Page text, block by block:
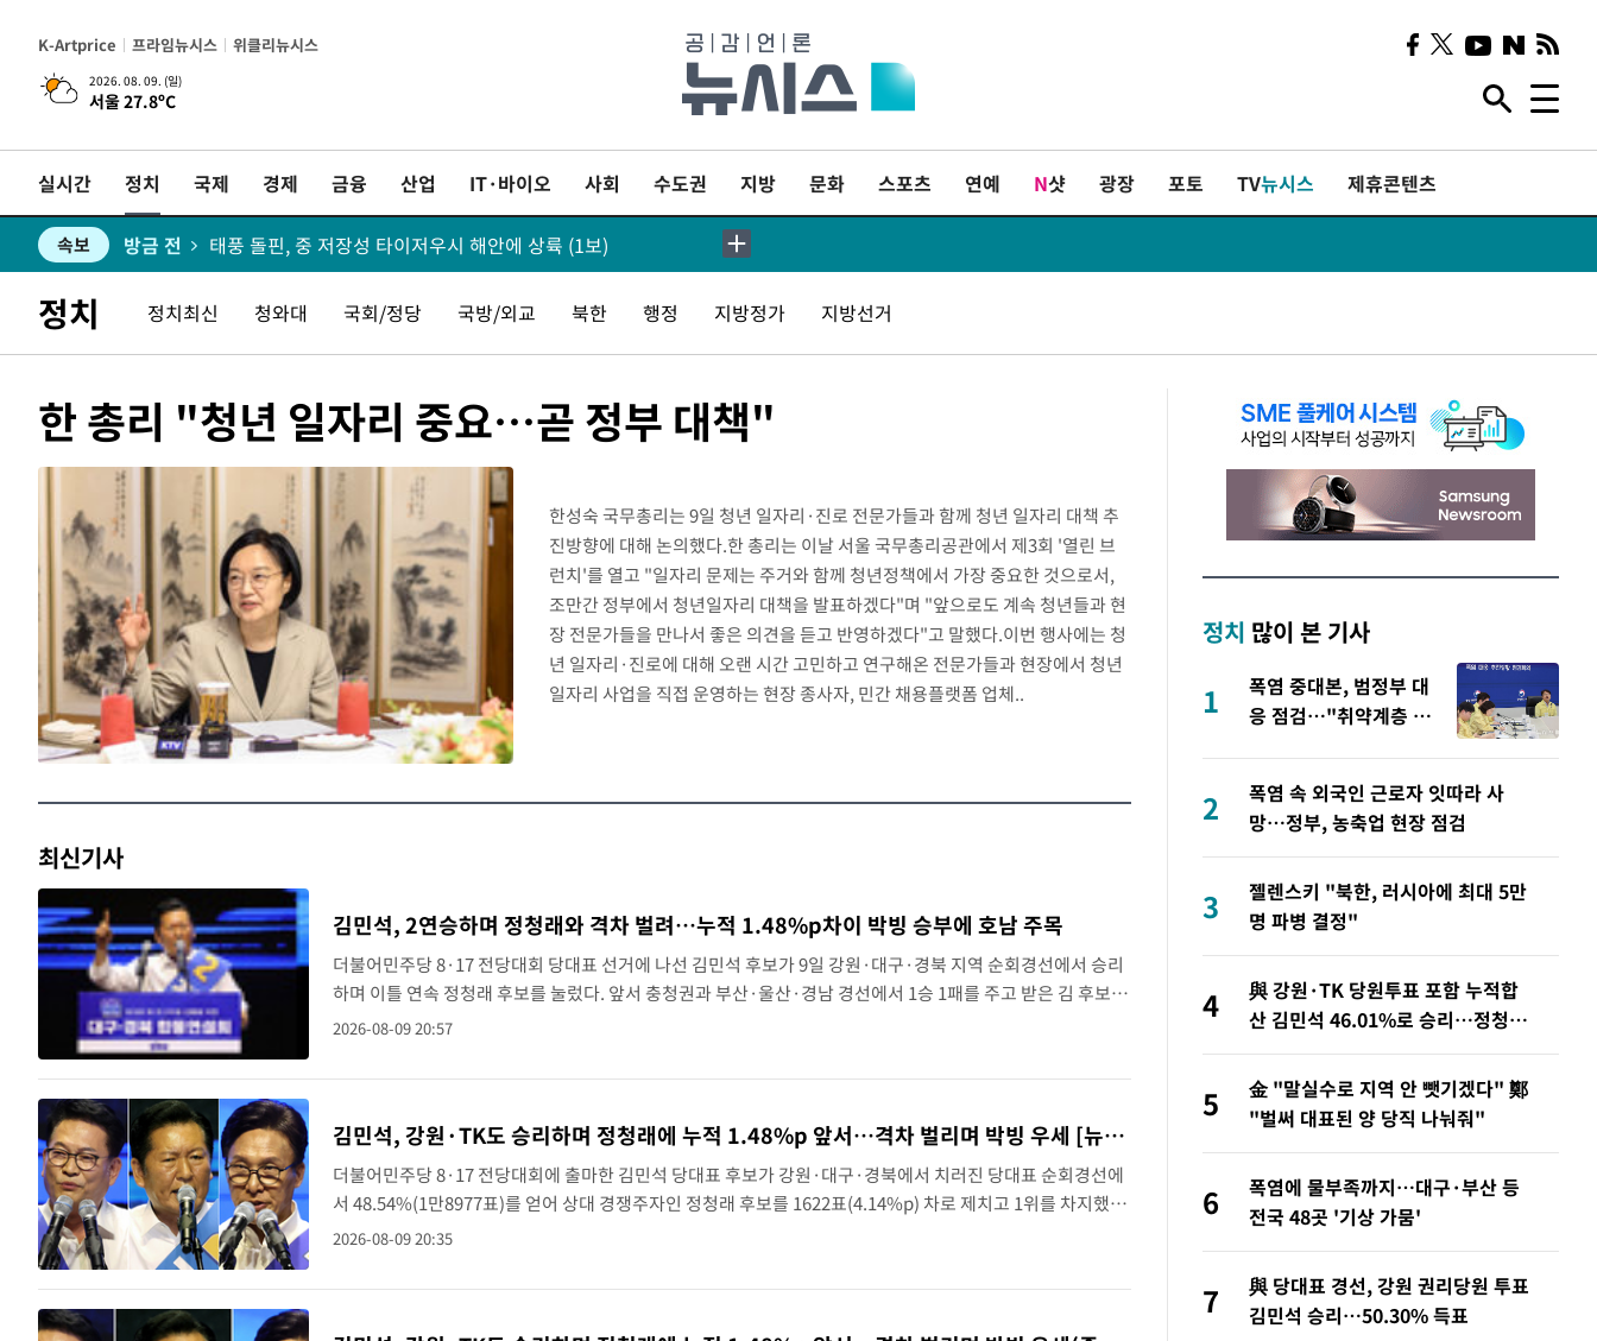
K-Artprice 프라임뉴시스 위클리뉴시스
2026. 08. 09. (일)
서울 27.8ºC
실시간 정치 국제 경제 금융 산업 IT·바이오 사회 수도권 지방 문화 스포츠 연예 N샷 광장 포토 TV뉴시스 제휴콘텐츠
속보 방금 전 이강인 ATM 입단식에 '상암벌 들썩'…"세계적인 선수 되길"
속보 방금 전 태풍 돌핀, 중 저장성 타이저우시 해안에 상륙 (1보)
속보 방금 전 AT마드리드 데뷔 앞둔 이강인, 맨시티전 선발 대신 '벤치 시작'
속보 방금 전 [속보]與 강원·TK 당원투표 합산 김민석 48.54%로 승리…정청래 44.40%
속보 방금 전 與 강원·TK 당원투표 합산 김민석 46.01%로 승리…정청래 44.53%
속보 방금 전
속보 방금 전 [속보]與 당대표 경선, 경북 권리당원 투표 김민석 47.37%·정청래 45.71%
속보 방금 전 [속보]與 당대표 경선, 대구 권리당원 투표 정청래 47.82%·김민석 46.35%
속보 방금 전 [속보]與 당대표 경선, 강원 권리당원 투표 김민석 승리…50.30% 득표
속보 방금 전 "일본축구협회, 대한축구협회 성 접대 의혹 심판 조사"
속보 방금 전
속보
속보 방금 전 '2경기 연속 침묵' 손흥민, 톨루카전 68분만 뛰고 슈팅 0개
속보 방금 전 이강인, 오늘 서울서 AT마드리드 입단식…'전례 없는 특급대우'
1시간 전 '여긴 20도, 저긴 50도'…열화상 카메라로 본 폭염 저감시설 '온도차'
속보 2시간 전 콜롬비아 신임 우파 대통령 취임 하루만에 차량폭탄 폭발 사건
속보 3시간 전
속보 4시간 전 이군이 불법 군시설 건설한 레바논 남부에서 레바논군 3명 폭발로 부상
정치 정치최신 청와대 국회/정당 국방/외교 북한 행정 지방정가 지방선거
한 총리 "청년 일자리 중요…곧 정부 대책"
한성숙 국무총리는 9일 청년 일자리·진로 전문가들과 함께 청년 일자리 대책 추
진방향에 대해 논의했다.한 총리는 이날 서울 국무총리공관에서 제3회 '열린 브
런치'를 열고 "일자리 문제는 주거와 함께 청년정책에서 가장 중요한 것으로서,
조만간 정부에서 청년일자리 대책을 발표하겠다"며 "앞으로도 계속 청년들과 현
장 전문가들을 만나서 좋은 의견을 듣고 반영하겠다"고 말했다.이번 행사에는 청
년 일자리·진로에 대해 오랜 시간 고민하고 연구해온 전문가들과 현장에서 청년
일자리 사업을 직접 운영하는 현장 종사자, 민간 채용플랫폼 업체..
최신기사
김민석, 2연승하며 정청래와 격차 벌려…누적 1.48%p차이 박빙 승부에 호남 주목
더불어민주당 8·17 전당대회 당대표 선거에 나선 김민석 후보가 9일 강원·대구·경북 지역 순회경선에서 승리
하며 이틀 연속 정청래 후보를 눌렀다. 앞서 충청권과 부산·울산·경남 경선에서 1승 1패를 주고 받은 김 후보는
8~9일 경선에서 2연승하며 '3승 1패'로 누적 득표 격차를 벌렸다. 다만 두 후보 간 누적 득표율(가중치 미반영)
2026-08-09 20:57
김민석, 강원·TK도 승리하며 정청래에 누적 1.48%p 앞서…격차 벌리며 박빙 우세 [뉴시스Pic]
더불어민주당 8·17 전당대회에 출마한 김민석 당대표 후보가 강원·대구·경북에서 치러진 당대표 순회경선에
서 48.54%(1만8977표)를 얻어 상대 경쟁주자인 정청래 후보를 1622표(4.14%p) 차로 제치고 1위를 차지했다.
전날 제주·인천 권리당원 투표에서도 김 후보가 앞섰다. 김 후보는 대구 인터불고 엑스코 호텔에서 열린 대구·
2026-08-09 20:35
정치 많이 본 기사
1
폭염 중대본, 범정부 대
응 점검…"취약계층 안
2
폭염 속 외국인 근로자 잇따라 사
망…정부, 농축업 현장 점검
3
젤렌스키 "북한, 러시아에 최대 5만
명 파병 결정"
4
與 강원·TK 당원투표 포함 누적합
산 김민석 46.01%로 승리…정청래
44.53%
5
金 "말실수로 지역 안 뺏기겠다" 鄭
"벌써 대표된 양 당직 나눠줘"
6
폭염에 물부족까지…대구·부산 등
전국 48곳 '기상 가뭄'
7
與 당대표 경선, 강원 권리당원 투표
김민석 승리…50.30% 득표